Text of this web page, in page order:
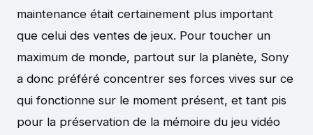
maintenance était certainement plus important
que celui des ventes de jeux. Pour toucher un
maximum de monde, partout sur la planète, Sony
a donc préféré concentrer ses forces vives sur ce
qui fonctionne sur le moment présent, et tant pis
pour la préservation de la mémoire du jeu vidéo